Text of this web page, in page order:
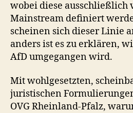
wobei diese ausschließlich
Mainstream definiert
scheinen sich dieser Linie
anders ist es zu erklären,
AfD umgegangen wird.
Mit wohlgesetzten,
juristischen
OVG Rheinland-Pfalz,